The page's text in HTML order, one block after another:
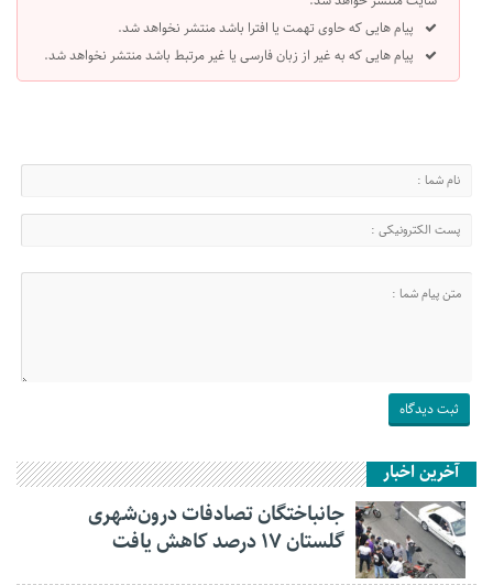
پیام هایی که حاوی تهمت یا افترا باشد منتشر نخواهد شد.
پیام هایی که به غیر از زبان فارسی یا غیر مرتبط باشد منتشر نخواهد شد.
آخرین اخبار
جانباختگان تصادفات درون‌شهری
گلستان ۱۷ درصد کاهش یافت